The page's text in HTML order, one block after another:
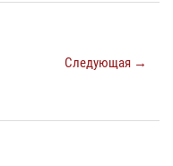
Следующая →